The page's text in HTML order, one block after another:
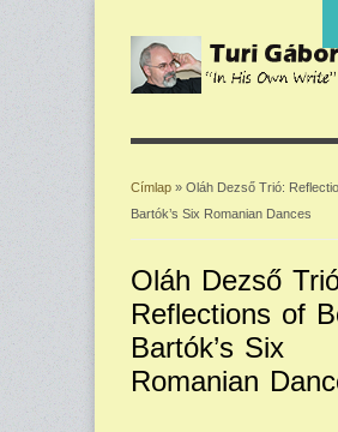
Jelenlegi hely
Címlap » Oláh Dezső Trió:
Bartók’s Six Romanian Dances
Oláh Dezső
Reflections of
Bartók’s Six
Romanian